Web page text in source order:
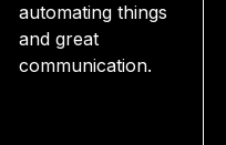
automating things
and great
communication.